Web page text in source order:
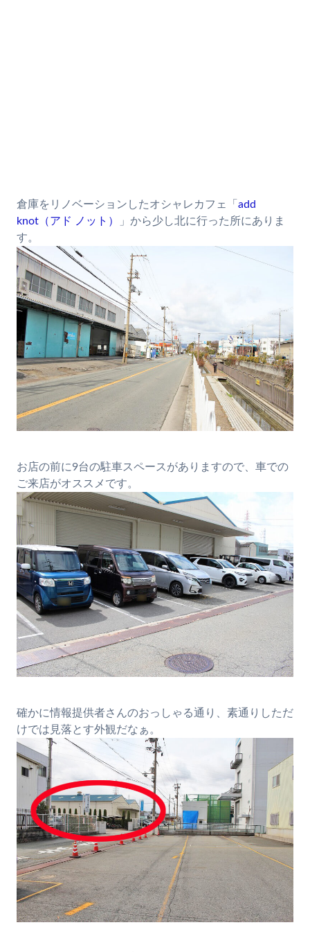
倉庫をリノベーションしたオシャレカフェ「 add
knot（アド ノット）
」から少し北に行った所にありま
す。
お店の前に9台の駐車スペースがありますので、車での
ご来店がオススメです。
確かに情報提供者さんのおっしゃる通り、素通りしただ
けでは見落とす外観だなぁ。